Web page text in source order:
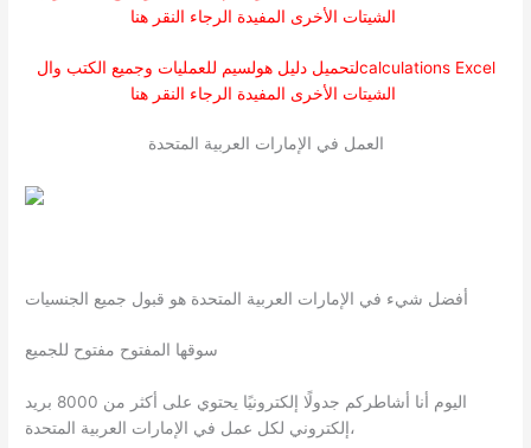
لتحميل دليل هولسيم للعمليات وجميع الكتب والcalculations Excel
العمل في الإمارات العربية المتحدة
أفضل شيء في الإمارات العربية المتحدة هو قبول جميع الجنسيات
سوقها المفتوح مفتوح للجميع
اليوم أنا أشاطركم جدولًا إلكترونيًا يحتوي على أكثر من 8000 بريد
إلكتروني لكل عمل في الإمارات العربية المتحدة،